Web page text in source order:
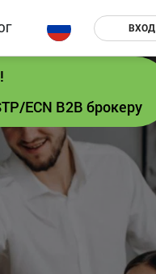
ВХОД
ECN B2B брокеру